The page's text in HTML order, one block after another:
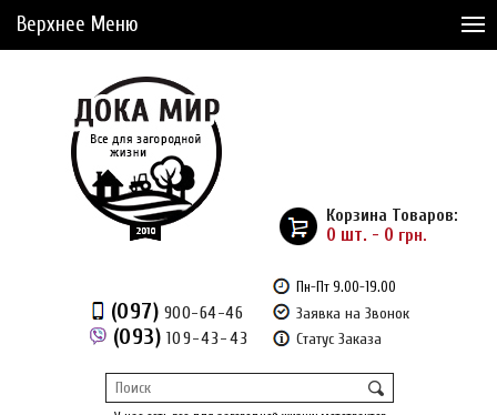
Верхнее Меню
Доставка и Оплата
Рассрочка
Доставка из Америки
Отложенные товары (0)
(097) 900-64-46
(093) 109-43-43
Пн-Пт 9.00-19.00
Заявка на Звонок
Статус Заказа
Корзина Товаров:
0 шт. - 0 грн.